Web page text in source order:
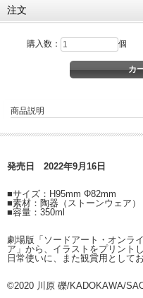
注文
購入数： 個
商品説明
発売日 2022年9月16日
■サイズ：H95mm Φ82mm
■素材：陶器（ストーンウェア）
■容量：350ml
劇場版「ソードアート・オンラ
ア」から、イラストをプリント
日常使いに、また観賞用として
©2020 川原 礫/KADOKAWA/